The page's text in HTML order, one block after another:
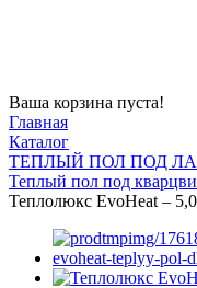
Ваша корзина пуста!
Главная
Каталог
ТЕПЛЫЙ ПОЛ ПОД
Теплый пол под
Теплолюкс EvoHeat – 5,0